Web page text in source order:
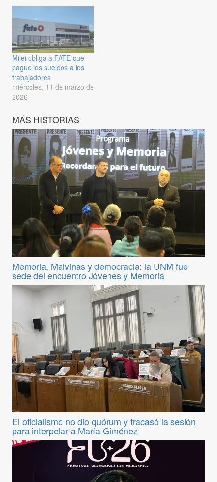
Milei obliga a FATE que
pague los sueldos a los
trabajadores
miércoles, 11 de marzo de
2026
MÁS HISTORIAS
Memoria, Malvinas y democracia: la UNM fue
sede del encuentro Jóvenes y Memoria
El oficialismo no dio quórum y fracasó la sesión
para interpelar a María Giménez